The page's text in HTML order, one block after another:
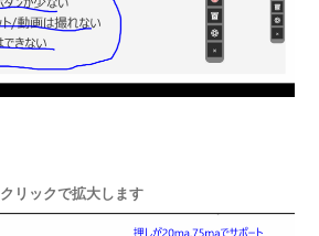
クリックで拡大します